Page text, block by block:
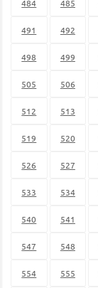
484 485
491 492
498 499
505 506
512 513
519 520
526 527
533 534
540 541
547 548
554 555